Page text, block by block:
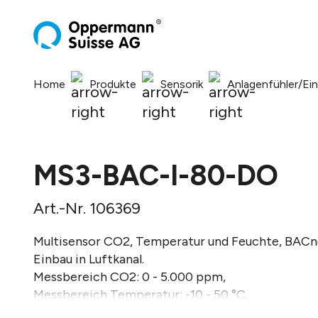
Home Produkte Sensorik Anlagenfühler/
MS3-BAC-I-80-DO
Art.-Nr. 106369
Multisensor CO2, Temperatur und Feuchte,
Einbau in Luftkanal.
Messbereich CO2: 0 - 5.000 ppm,
Messbereich Temperatur: -10 - 50 °C,